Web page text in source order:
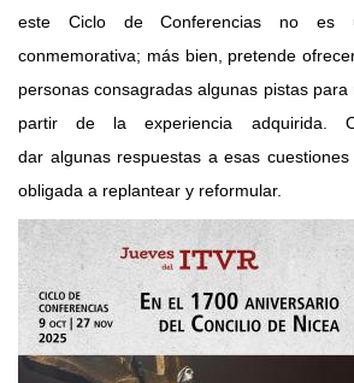
este Ciclo de Conferencias no es
conmemorativa; más bien, pretende
personas consagradas algunas pistas
partir de la experiencia adquirida.
dar algunas respuestas a esas
obligada a replantear y reformular.